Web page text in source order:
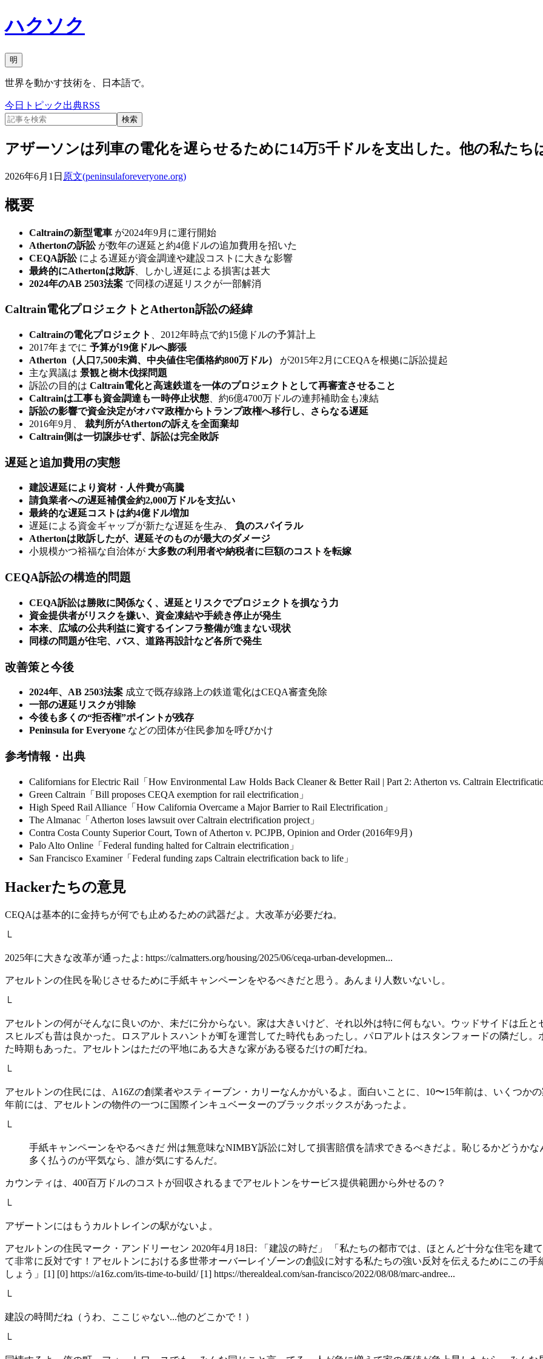
ハクソク
明
世界を動かす技術を、日本語で。
今日 トピック出典RSS
検索
アザーソンは列車の電化を遅らせるために14万5千ドルを支出した。他の私たち
2026年6月1日 原文(peninsulaforeveryone.org)
概要
Caltrainの新型電車 が2024年9月に運行開始
Athertonの訴訟が数年の遅延と約4億ドルの追加費用を招いた
CEQA訴訟による遅延が資金調達や建設コストに大きな影響
最終的にAthertonは敗訴、しかし遅延による損害は甚大
2024年のAB 2503法案 で同様の遅延リスクが一部解消
Caltrain電化プロジェクトとAtherton訴訟の経緯
Caltrainの電化プロジェクト
、2012年時点で約15億ドルの予算計上
2017年までに 予算が19億ドルへ膨張
Atherton（人口7,500未満、中央値住宅価格約800万ドル）
が2015年2月にCEQAを根拠に訴訟提起
主な異議は 景観と樹木伐採問題
訴訟の目的は Caltrain電化と高速鉄道を一体のプロジェクトとして再審査させること
Caltrainは工事も資金調達も一時停止状態 、約6億4700万ドルの連邦補助金も凍結
訴訟の影響で資金決定がオバマ政権からトランプ政権へ移行し、さらなる遅延
2016年9月、 裁判所がAthertonの訴えを全面棄却
Caltrain側は一切譲歩せず、訴訟は完全敗訴
遅延と追加費用の実態
建設遅延により資材・人件費が高騰
請負業者への遅延補償金約2,000万ドルを支払い
最終的な遅延コストは約4億ドル増加
遅延による資金ギャップが新たな遅延を生み、 負のスパイラル
Athertonは敗訴したが、遅延そのものが最大のダメージ
小規模かつ裕福な自治体が 大多数の利用者や納税者に巨額のコストを転嫁
CEQA訴訟の構造的問題
CEQA訴訟は勝敗に関係なく、遅延とリスクでプロジェクトを損なう力
資金提供者がリスクを嫌い、資金凍結や手続き停止が発生
本来、広域の公共利益に資するインフラ整備が進まない現状
同様の問題が住宅、バス、道路再設計など各所で発生
改善策と今後
2024年、AB 2503法案 成立で既存線路上の鉄道電化はCEQA審査免除
一部の遅延リスクが排除
今後も多くの“拒否権”ポイントが残存
Peninsula for Everyone などの団体が住民参加を呼びかけ
参考情報・出典
Californians for Electric Rail「How Environmental Law Holds Back Cleaner & Better Rail | Part 2: Atherton vs. Caltrain
Green Caltrain「Bill proposes CEQA exemption for rail electrification」
High Speed Rail Alliance「How California Overcame a Major Barrier to Rail Electrification」
The Almanac「Atherton loses lawsuit over Caltrain electrification project」
Contra Costa County Superior Court, Town of Atherton v. PCJPB, Opinion and Order (2016年9月)
Palo Alto Online「Federal funding halted for Caltrain electrification」
San Francisco Examiner「Federal funding zaps Caltrain electrification back to life」
Hackerたちの意見
CEQAは基本的に金持ちが何でも止めるための武器だよ。大改革が必要だね。
└
2025年に大きな改革が通ったよ: https://calmatters.org/housing/2025/06/ceqa-urban-developmen...
アセルトンの住民を恥じさせるために手紙キャンペーンをやるべきだと思う。あんまり人数いないし。
└
アセルトンの何がそんなに良いのか、未だに分からない。家は大きいけど、それ以外は特に何もない。ウッドサイドは丘
スヒルズも昔は良かった。ロスアルトスハントが町を運営してた時代もあったし。パロアルトはスタンフォードの隣だし
た時期もあった。アセルトンはただの平地にある大きな家がある寝るだけの町だね。
└
アセルトンの住民には、A16Zの創業者やスティーブン・カリーなんかがいるよ。面白いことに、10〜15年前は、いくつか
年前には、アセルトンの物件の一つに国際インキュベーターのブラックボックスがあったよ。
└
手紙キャンペーンをやるべきだ 州は無意味なNIMBY訴訟に対して損害賠償を請求できるべきだよ。恥じるかどうか
多く払うのが平気なら、誰が気にするんだ。
カウンティは、400百万ドルのコストが回収されるまでアセルトンをサービス提供範囲から外せるの？
└
アザートンにはもうカルトレインの駅がないよ。
アセルトンの住民マーク・アンドリーセン 2020年4月18日: 「建設の時だ」 「私たちの都市では、ほとんど十分な住宅を建
て非常に反対です！アセルトンにおける多世帯オーバーレイゾーンの創設に対する私たちの強い反対を伝えるためにこの
しょう」[1] [0] https://a16z.com/its-time-to-build/ [1] https://therealdeal.com/san-francisco/2022/08/08/marc-andree...
└
建設の時間だね（うわ、ここじゃない...他のどこかで！）
└